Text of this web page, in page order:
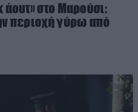
στο Μαρούσι:
περιοχή γύρω από